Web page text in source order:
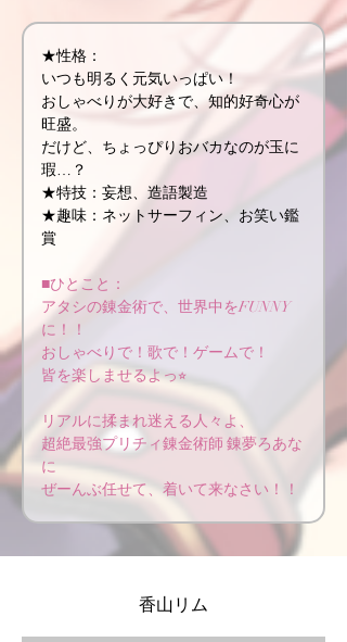
★性格：
いつも明るく元気いっぱい！
おしゃべりが大好きで、知的好奇心が
旺盛。
だけど、ちょっぴりおバカなのが玉に
瑕…？
★特技：妄想、造語製造
★趣味：ネットサーフィン、お笑い鑑
賞
■ひとこと：
アタシの錬金術で、世界中をFUNNY
に！！
おしゃべりで！歌で！ゲームで！
皆を楽しませるよっ⭐︎
リアルに揉まれ迷える人々よ、
超絶最強プリチィ錬金術師 錬夢ろあな
に
ぜーんぶ任せて、着いて来なさい！！
香山リム